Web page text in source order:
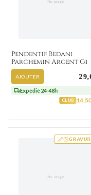
Pendentif Bedani
Parchemin Argent Gi
AJOUTER
Expédié 24-48h
CLUB